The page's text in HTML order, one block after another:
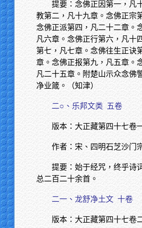
提要：念佛正因第一，凡
教第二，凡十九章。念佛正宗
念佛正派第四，凡二十二章。
凡六章。念佛正行第六，凡十
第七，凡七章。念佛往生正诀
章。念佛正报第九，凡五章。
凡二十五章。附楚山示众念佛
净业箴。（知津）
二○、乐邦文类 五卷
版本：大正藏第四十七卷
作者：宋、四明石芝沙门
提要：始于经咒，终乎诗
总二百二十余首。
二一、龙舒净土文 十卷
版本：大正藏第四十七卷